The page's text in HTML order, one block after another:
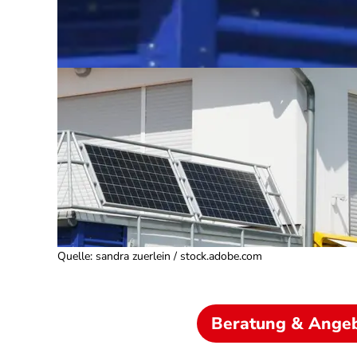
Quelle: sandra zuerlein / stock.adobe.com
Beratung &